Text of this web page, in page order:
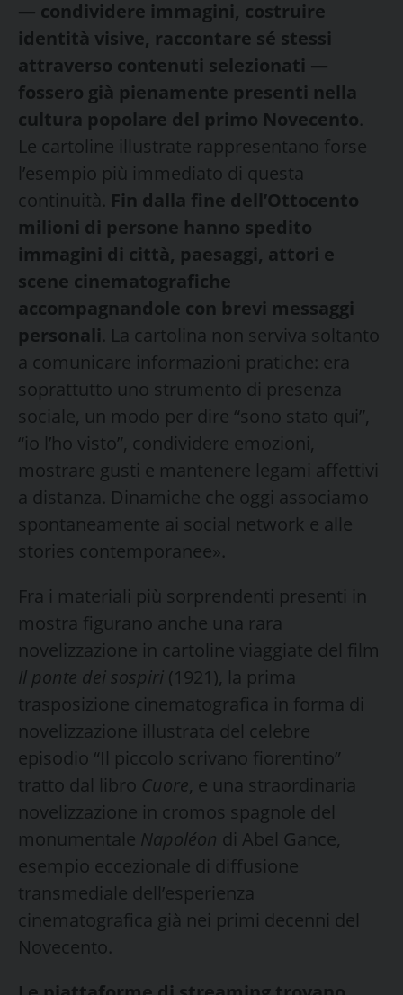
— condividere immagini, costruire
identità visive, raccontare sé stessi
attraverso contenuti selezionati —
fossero già pienamente presenti nella
cultura popolare del primo Novecento.
Le cartoline illustrate rappresentano forse
l’esempio più immediato di questa
continuità. Fin dalla fine dell’Ottocento
milioni di persone hanno spedito
immagini di città, paesaggi, attori e
scene cinematografiche
accompagnandole con brevi messaggi
personali. La cartolina non serviva soltanto
a comunicare informazioni pratiche: era
soprattutto uno strumento di presenza
sociale, un modo per dire “sono stato qui”,
“io l’ho visto”, condividere emozioni,
mostrare gusti e mantenere legami affettivi
a distanza. Dinamiche che oggi associamo
spontaneamente ai social network e alle
stories contemporanee».
Fra i materiali più sorprendenti presenti in
mostra figurano anche una rara
novelizzazione in cartoline viaggiate del film
Il ponte dei sospiri (1921), la prima
trasposizione cinematografica in forma di
novelizzazione illustrata del celebre
episodio “Il piccolo scrivano fiorentino”
tratto dal libro Cuore, e una straordinaria
novelizzazione in cromos spagnole del
monumentale Napoléon di Abel Gance,
esempio eccezionale di diffusione
transmediale dell’esperienza
cinematografica già nei primi decenni del
Novecento.